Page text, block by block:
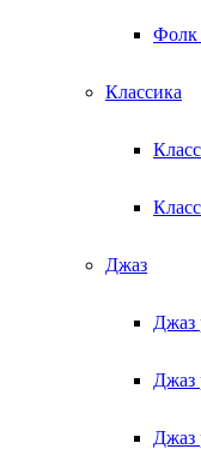
Фолк
Классика
Джаз
Джаз
Джаз
Джаз